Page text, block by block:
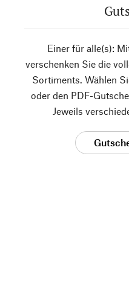
Einer für alle(s):
verschenken Sie die
Sortiments. Wählen
oder den PDF-
Jeweils